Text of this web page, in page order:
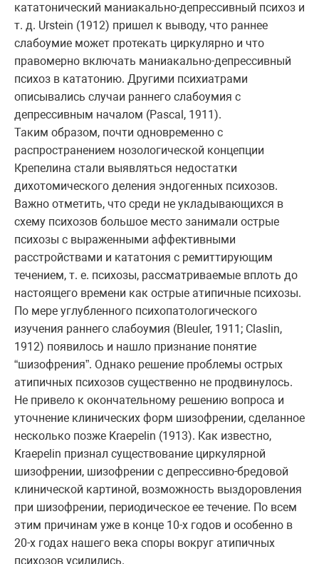
кататонический маниакально-депрессивный психоз и
т. д. Urstein (1912) пришел к выводу, что раннее
слабоумие может протекать циркулярно и что
правомерно включать маниакально-депрессивный
психоз в кататонию. Другими психиатрами
описывались случаи раннего слабоумия с
депрессивным началом (Pascal, 1911).
Таким образом, почти одновременно с
распространением нозологической концепции
Крепелина стали выявляться недостатки
дихотомического деления эндогенных психозов.
Важно отметить, что среди не укладывающихся в
схему психозов большое место занимали острые
психозы с выраженными аффективными
расстройствами и кататония с ремиттирующим
течением, т. е. психозы, рассматриваемые вплоть до
настоящего времени как острые атипичные психозы.
По мере углубленного психопатологического
изучения раннего слабоумия (Bleuler, 1911; Claslin,
1912) появилось и нашло признание понятие
“шизофрения”. Однако решение проблемы острых
атипичных психозов существенно не продвинулось.
Не привело к окончательному решению вопроса и
уточнение клинических форм шизофрении, сделанное
несколько позже Kraepelin (1913). Как известно,
Kraepelin признал существование циркулярной
шизофрении, шизофрении с депрессивно-бредовой
клинической картиной, возможность выздоровления
при шизофрении, периодическое ее течение. По всем
этим причинам уже в конце 10-х годов и особенно в
20-х годах нашего века споры вокруг атипичных
психозов усилились.